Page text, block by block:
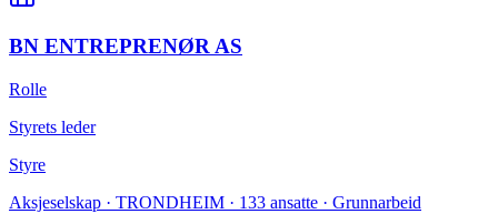
BN ENTREPRENØR AS
Rolle
Styrets leder
Styre
Aksjeselskap · TRONDHEIM · 133 ansatte · Grunnarbeid